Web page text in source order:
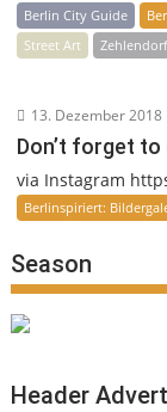
Berlin City Guide
Street Art
Zehlendorf
13. Dezember 2018
Don’t forget to
via Instagram
Berlinspiriert:
Season
Header